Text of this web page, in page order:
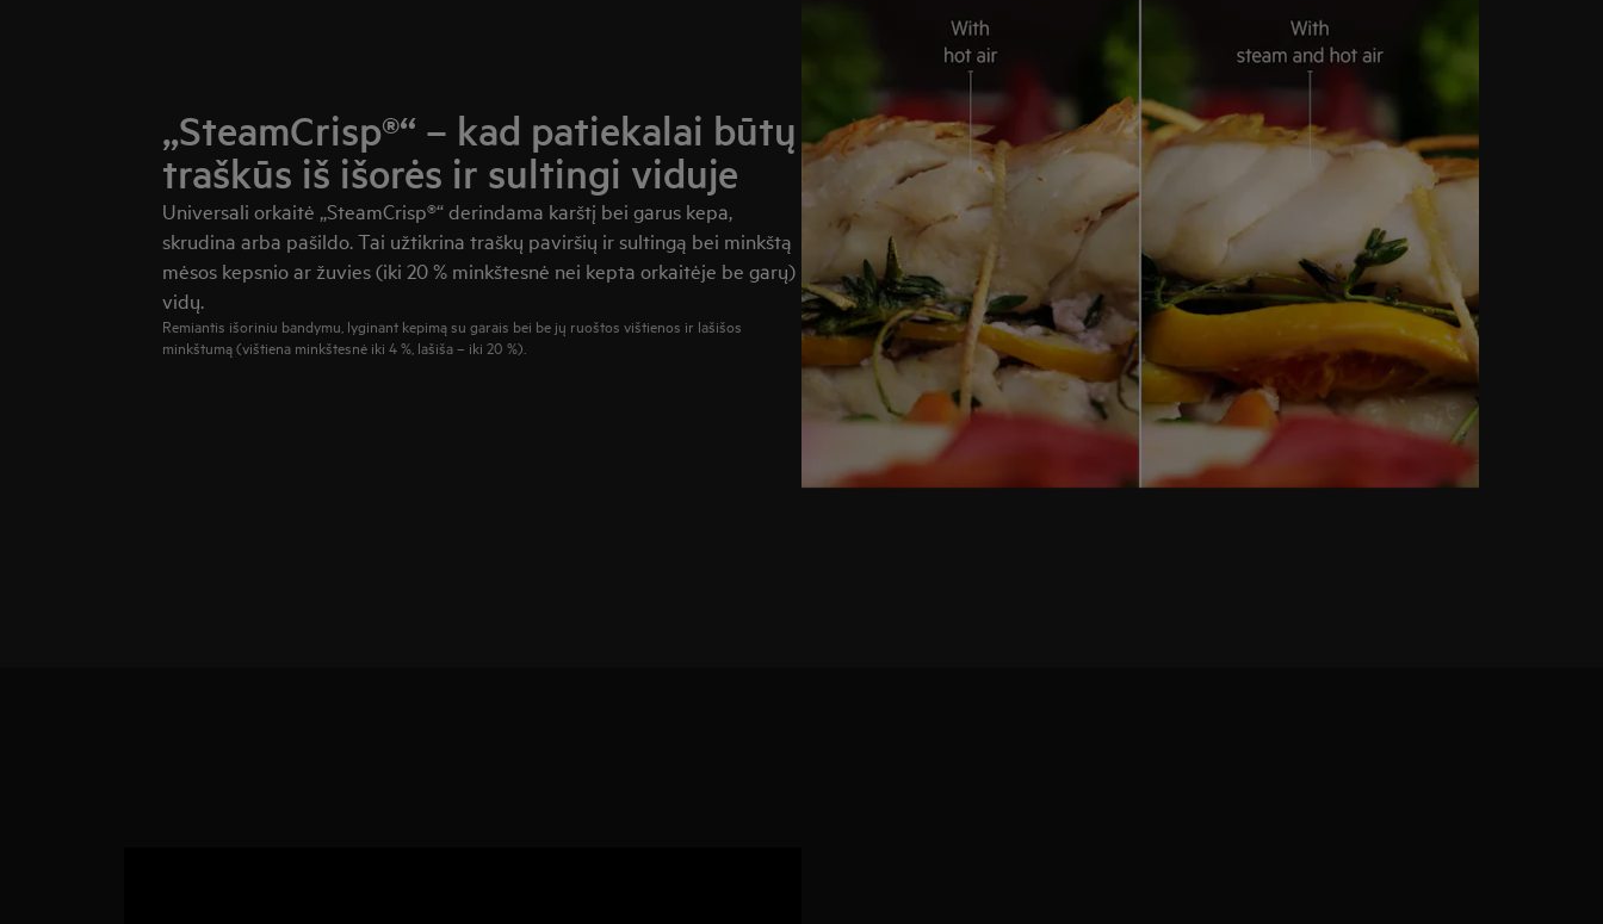
„SteamCrisp®“ – kad patiekalai būtų
traškūs iš išorės ir sultingi viduje
Universali orkaitė „SteamCrisp®“ derindama karštį bei garus kepa,
skrudina arba pašildo. Tai užtikrina traškų paviršių ir sultingą bei minkštą
mėsos kepsnio ar žuvies (iki 20 % minkštesnė nei kepta orkaitėje be garų)
vidų.
Remiantis išoriniu bandymu, lyginant kepimą su garais bei be jų ruoštos vištienos ir lašišos
minkštumą (vištiena minkštesnė iki 4 %, lašiša – iki 20 %).